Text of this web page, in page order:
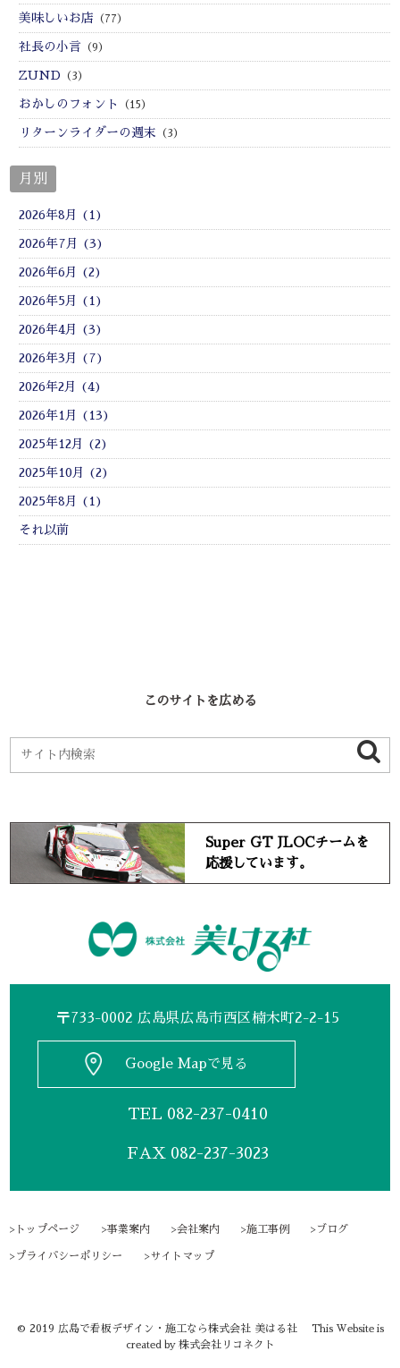
美味しいお店 （77）
社長の小言 （9）
ZUND （3）
おかしのフォント （15）
リターンライダーの週末 （3）
月別
2026年8月 (1)
2026年7月 (3)
2026年6月 (2)
2026年5月 (1)
2026年4月 (3)
2026年3月 (7)
2026年2月 (4)
2026年1月 (13)
2025年12月 (2)
2025年10月 (2)
2025年8月 (1)
それ以前
このサイトを広める
Super GT JLOCチームを
応援しています。
〒733-0002 広島県広島市西区楠木町2-2-15
Google Mapで見る
TEL 082-237-0410
FAX 082-237-3023
トップページ 事業案内 会社案内 施工事例 ブログ
プライバシーポリシー サイトマップ
© 2019 広島で看板デザイン・施工なら株式会社 美はる社
This Website is
created by 株式会社リコネクト